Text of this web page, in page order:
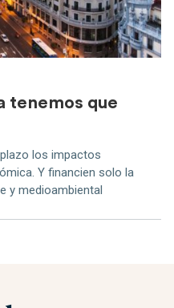
tenemos que
los impactos
Y financien solo la
y medioambiental